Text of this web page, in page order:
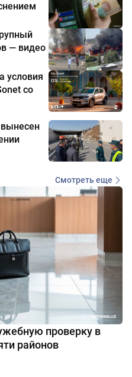
— видео
условия
со
Смотреть еще
проверку в
районов